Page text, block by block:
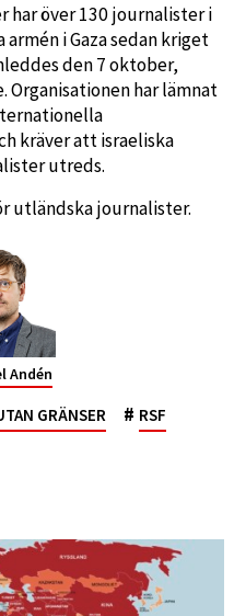
har över 130 journalister i
armén i Gaza sedan kriget
den 7 oktober,
Organisationen har lämnat
kräver att israeliska
utreds.
utländska journalister.
Andén
GRÄNSER # RSF